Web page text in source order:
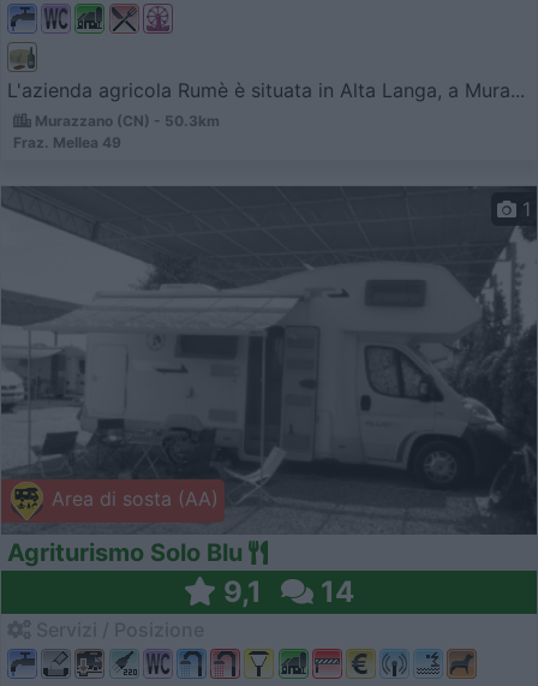
L'azienda agricola Rumè è situata in Alta Langa, a Mura...
Murazzano (CN) - 50.3km
Fraz. Mellea 49
Area di sosta (AA)
1
Agriturismo Solo Blu
9,1 14